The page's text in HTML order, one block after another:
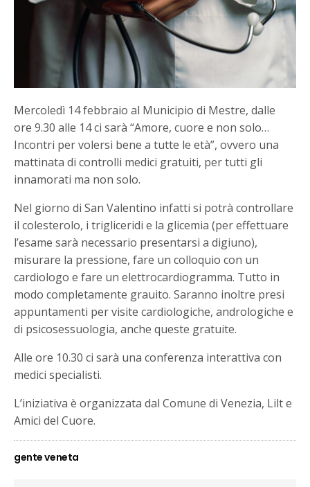
Mercoledì 14 febbraio al Municipio di Mestre, dalle
ore 9.30 alle 14 ci sarà “Amore, cuore e non solo…
Incontri per volersi bene a tutte le età”, ovvero una
mattinata di controlli medici gratuiti, per tutti gli
innamorati ma non solo.
Nel giorno di San Valentino infatti si potrà controllare
il colesterolo, i trigliceridi e la glicemia (per effettuare
l’esame sarà necessario presentarsi a digiuno),
misurare la pressione, fare un colloquio con un
cardiologo e fare un elettrocardiogramma. Tutto in
modo completamente grauito. Saranno inoltre presi
appuntamenti per visite cardiologiche, andrologiche e
di psicosessuologia, anche queste gratuite.
Alle ore 10.30 ci sarà una conferenza interattiva con
medici specialisti.
L’iniziativa è organizzata dal Comune di Venezia, Lilt e
Amici del Cuore.
gente veneta